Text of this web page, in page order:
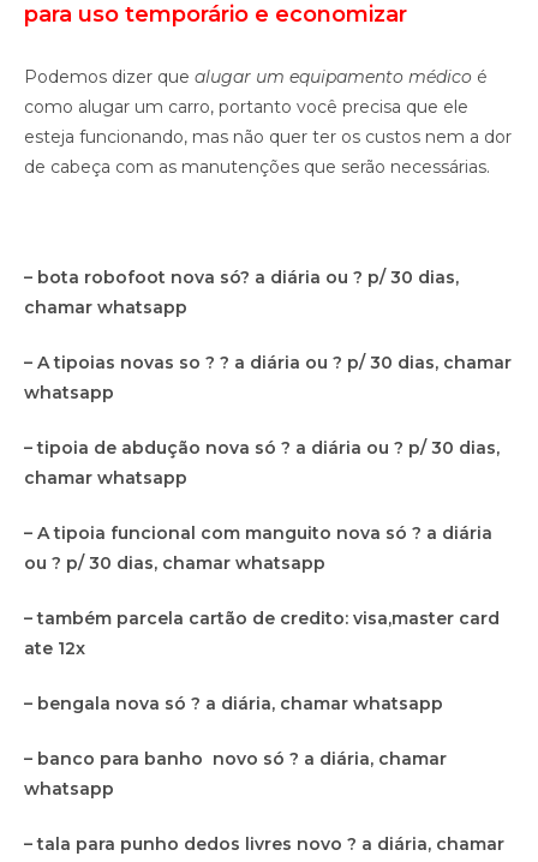
para uso temporário e economizar
Podemos dizer que alugar um equipamento médico é
como alugar um carro, portanto você precisa que ele
esteja funcionando, mas não quer ter os custos nem a dor
de cabeça com as manutenções que serão necessárias.
– bota robofoot nova só? a diária ou ? p/ 30 dias,
chamar whatsapp
– A tipoias novas so ? ? a diária ou ? p/ 30 dias, chamar
whatsapp
– tipoia de abdução nova só ? a diária ou ? p/ 30 dias,
chamar whatsapp
– A tipoia funcional com manguito nova só ? a diária
ou ? p/ 30 dias, chamar whatsapp
– também parcela cartão de credito: visa,master card
ate 12x
– bengala nova só ? a diária, chamar whatsapp
– banco para banho novo só ? a diária, chamar
whatsapp
– tala para punho dedos livres novo ? a diária, chamar